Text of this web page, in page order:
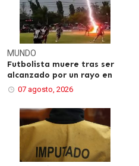
MUNDO
Futbolista muere tras ser
alcanzado por un rayo en
07 agosto, 2026